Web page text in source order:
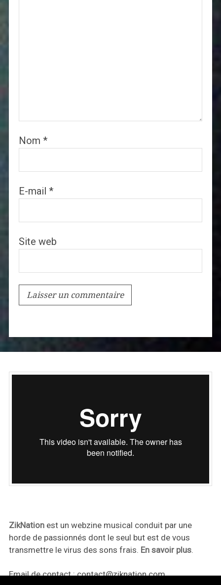
Nom *
E-mail *
Site web
ZikNationest un webzine musical conduit par une
horde de passionnés dont le seul but est de vous
transmettre le virus des sons frais. En savoir plus.
Email de contact :contact@ziknation.com